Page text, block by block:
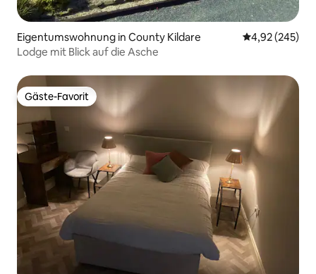
Eigentumswohnung in County Kildare
4,92 (245)
Lodge mit Blick auf die Asche
Gäste-Favorit
Gäste-Favorit